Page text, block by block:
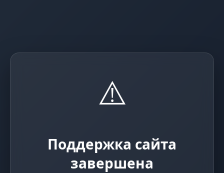
⚠️
Поддержка сайта
завершена